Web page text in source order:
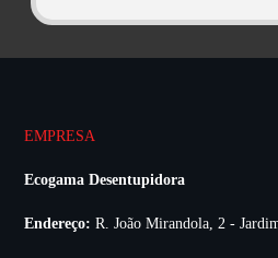
EMPRESA
Ecogama Desentupidora
Endereço: R. João Mirandola, 2 -